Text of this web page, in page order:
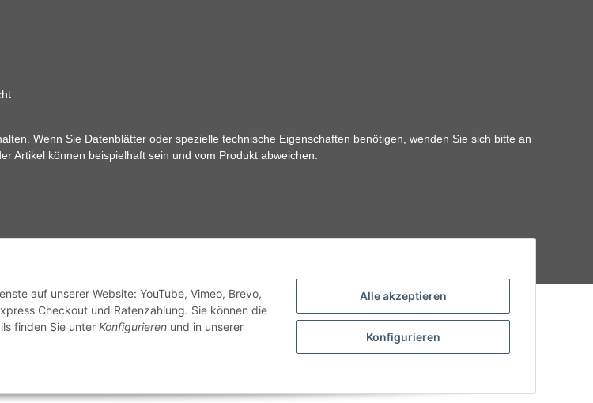
Alle akzeptieren
Konfigurieren
auf unserer Website: YouTube, Vimeo, Brevo,
Checkout und Ratenzahlung. Sie können die
finden Sie unter Konfigurieren und in unserer
Wenn Sie Datenblätter oder spezielle technische Eigenschaften benötigen, wenden Sie sich bitte an
Artikel können beispielhaft sein und vom Produkt abweichen.